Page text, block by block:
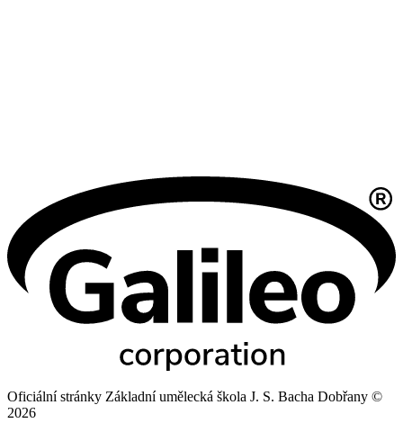
Oficiální stránky Základní umělecká škola J. S. Bacha Dobřany ©
2026